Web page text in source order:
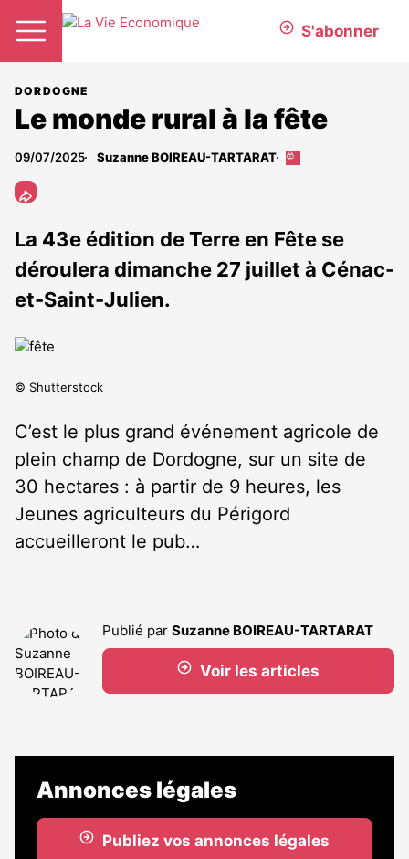
S'abonner
DORDOGNE
Le monde rural à la fête
09/07/2025 Suzanne BOIREAU-TARTARAT
Cet
aux
abonnés
La 43e édition de Terre en Fête se
déroulera dimanche 27 juillet à Cénac-
et-Saint-Julien.
© Shutterstock
C’est le plus grand événement agricole de
plein champ de Dordogne, sur un site de
30 hectares : à partir de 9 heures, les
Jeunes agriculteurs du Périgord
accueilleront le pub…
Publié par Suzanne BOIREAU-TARTARAT
Voir les articles
Annonces légales
Publiez vos annonces légales